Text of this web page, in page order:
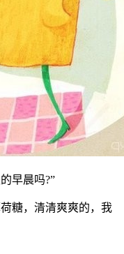
早晨吗?”
糖，清清爽爽的，我